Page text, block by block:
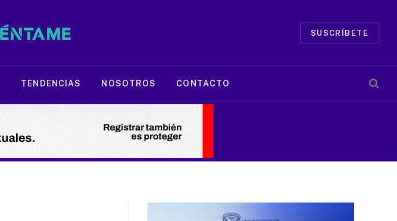
SUSCRÍBETE
TENDENCIAS NOSOTROS CONTACTO